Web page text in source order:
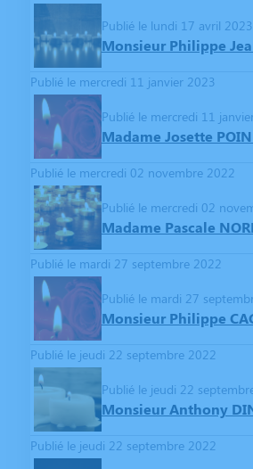
Publié le lundi 17 avril 2023
Monsieur Philippe
Publié le mercredi 11 janvier 2023
Publié le mercredi 11
Madame Josette
Publié le mercredi 02 novembre 2022
Publié le mercredi 02
Madame Pascale
Publié le mardi 27 septembre 2022
Publié le mardi 27
Monsieur Philippe
Publié le jeudi 22 septembre 2022
Publié le jeudi 22
Monsieur Anthony
Publié le jeudi 22 septembre 2022